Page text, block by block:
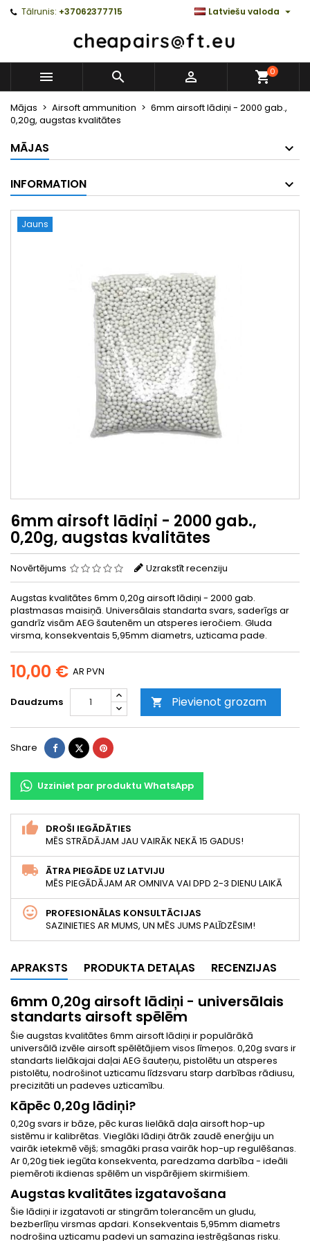
Tālrunis: +37062377715 Latviešu valoda 
   0
Mājas Airsoft ammunition
6mm airsoft lādiņi - 2000 gab.,
0,20g, augstas kvalitātes
MĀJAS
INFORMATION
Jauns
6mm airsoft lādiņi - 2000 gab.,
0,20g, augstas kvalitātes
Novērtējums Uzrakstīt recenziju
Augstas kvalitātes 6mm 0,20g airsoft lādiņi - 2000 gab.
plastmasas maisiņā. Universālais standarta svars, saderīgs ar
gandrīz visām AEG šautenēm un atsperes ieročiem. Gluda
virsma, konsekventais 5,95mm diametrs, uzticama pade.
10,00 € AR PVN
Daudzums  Pievienot grozam
Share ShareTweetPinterest
Uzziniet par produktu WhatsApp
DROŠI IEGĀDĀTIES
MĒS STRĀDĀJAM JAU VAIRĀK NEKĀ 15 GADUS!
ĀTRA PIEGĀDE UZ LATVIJU
MĒS PIEGĀDĀJAM AR OMNIVA VAI DPD 2-3 DIENU LAIKĀ
PROFESIONĀLAS KONSULTĀCIJAS
SAZINIETIES AR MUMS, UN MĒS JUMS PALĪDZĒSIM!
APRAKSTS PRODUKTA DETAĻAS RECENZIJAS
6mm 0,20g airsoft lādiņi - universālais
standarts airsoft spēlēm
Šie augstas kvalitātes 6mm airsoft lādiņi ir populārākā
universālā izvēle airsoft spēlētājiem visos līmeņos. 0,20g svars ir
standarts lielākajai daļai AEG šauteņu, pistolētu un atsperes
pistolētu, nodrošinot uzticamu līdzsvaru starp darbības rādiusu,
precizitāti un padeves uzticamību.
Kāpēc 0,20g lādiņi?
0,20g svars ir bāze, pēc kuras lielākā daļa airsoft hop-up
sistēmu ir kalibrētas. Vieglāki lādiņi ātrāk zaudē enerģiju un
vairāk ietekmē vējš; smagāki prasa vairāk hop-up regulēšanas.
Ar 0,20g tiek iegūta konsekventa, paredzama darbība - ideāli
piemēroti ikdienas spēlēm un vispārējiem skirmišiem.
Augstas kvalitātes izgatavošana
Šie lādiņi ir izgatavoti ar stingrām tolerancēm un gludu,
bezberlīņu virsmas apdari. Konsekventais 5,95mm diametrs
nodrošina uzticamu padevi un samazina iestrēgšanas risku.